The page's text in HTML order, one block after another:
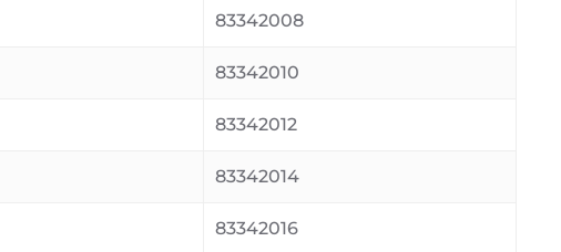
83342008
83342010
83342012
83342014
83342016